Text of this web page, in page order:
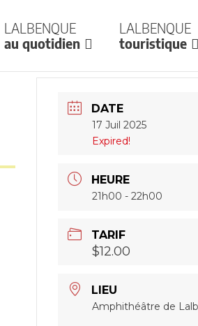
Lalbenque
au quotidien
Lalbenque
touristique
DATE
17 Juil 2025
Expired!
HEURE
21h00 - 22h00
TARIF
$12.00
LIEU
Amphithéâtre de